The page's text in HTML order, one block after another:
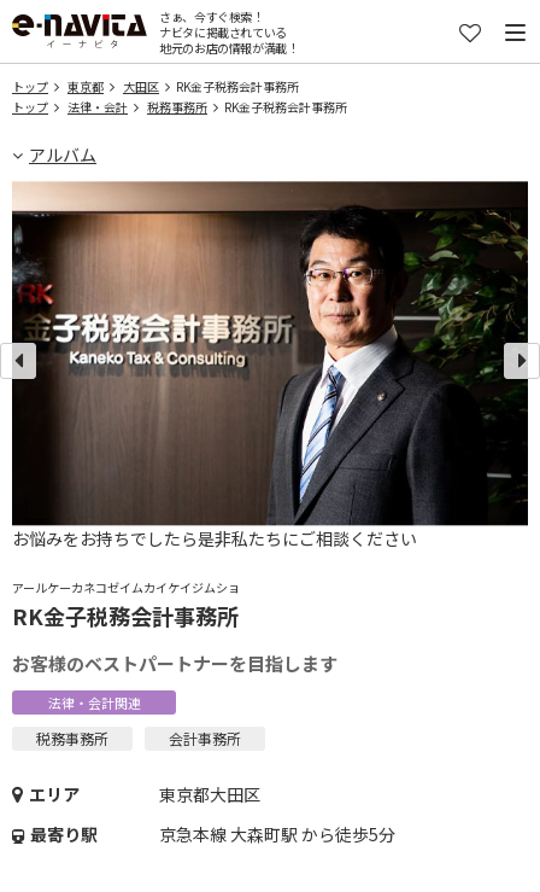
さぁ、今すぐ検索！
ナビタに掲載されている
地元のお店の情報が満載！
トップ 東京都 大田区
RK金子税務会計事務所
トップ
法律・会計 税務事務所 RK金子税務会計事務所
アルバム
アールケーカネコゼイムカイケイジムショ
RK金子税務会計事務所
お客様のベストパートナーを目指します
法律・会計関連
税務事務所 会計事務所
エリア
東京都大田区
最寄り駅
京急本線 大森町駅 から徒歩5分
お悩みをお持ちでしたら是非私たちにご相談ください